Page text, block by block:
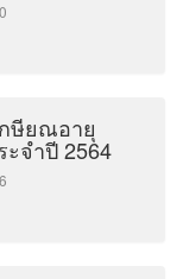
ษียณอายุ
จำปี 2564